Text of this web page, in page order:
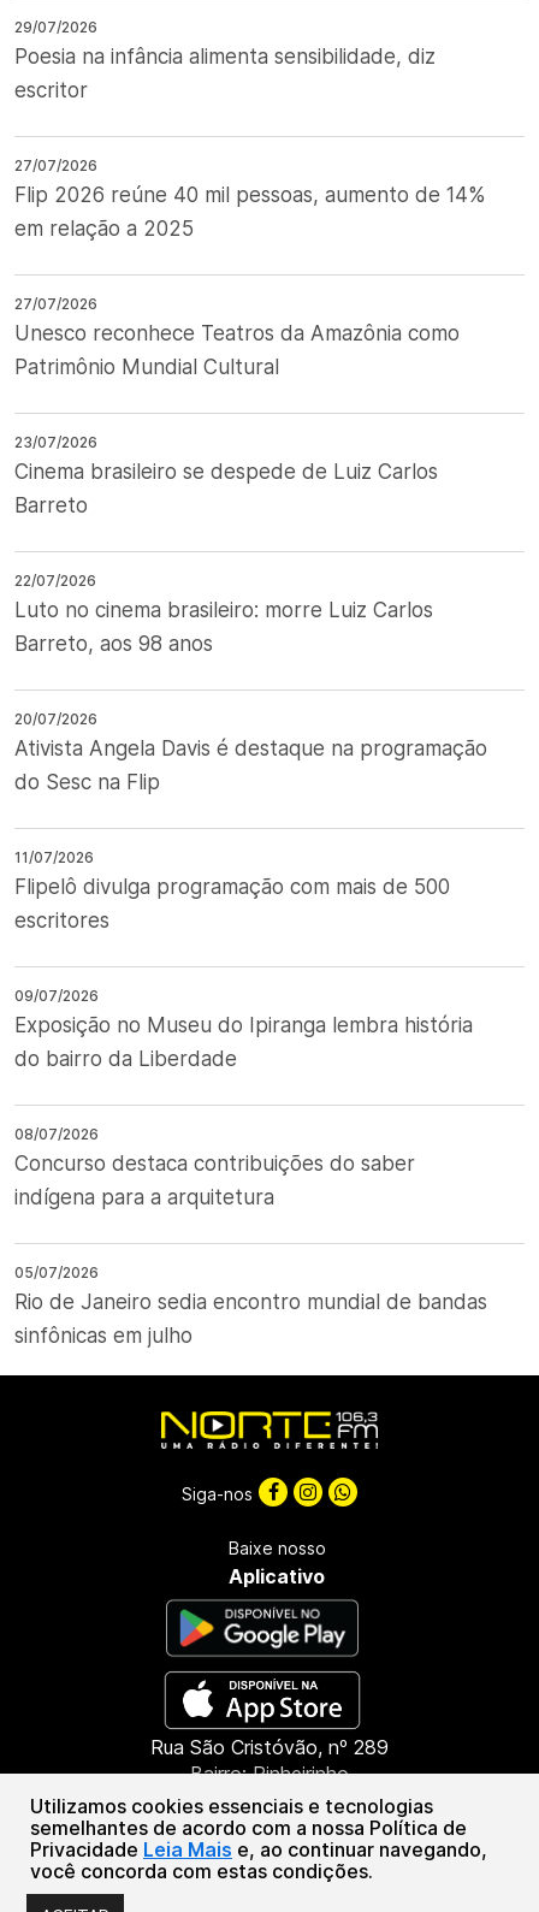
29/07/2026
Poesia na infância alimenta sensibilidade, diz
escritor
27/07/2026
Flip 2026 reúne 40 mil pessoas, aumento de 14%
em relação a 2025
27/07/2026
Unesco reconhece Teatros da Amazônia como
Patrimônio Mundial Cultural
23/07/2026
Cinema brasileiro se despede de Luiz Carlos
Barreto
22/07/2026
Luto no cinema brasileiro: morre Luiz Carlos
Barreto, aos 98 anos
20/07/2026
Ativista Angela Davis é destaque na programação
do Sesc na Flip
11/07/2026
Flipelô divulga programação com mais de 500
escritores
09/07/2026
Exposição no Museu do Ipiranga lembra história
do bairro da Liberdade
08/07/2026
Concurso destaca contribuições do saber
indígena para a arquitetura
05/07/2026
Rio de Janeiro sedia encontro mundial de bandas
sinfônicas em julho
Utilizamos cookies essenciais e tecnologias
semelhantes de acordo com a nossa Política de
Privacidade Leia Mais e, ao continuar navegando,
você concorda com estas condições.
Rua São Cristóvão, nº 289
Bairro: Pinheirinho
CEP: 85603-660
Francisco Beltrão - PR
(46) 3151-1388
Siga-nos
Baixe nosso
Aplicativo